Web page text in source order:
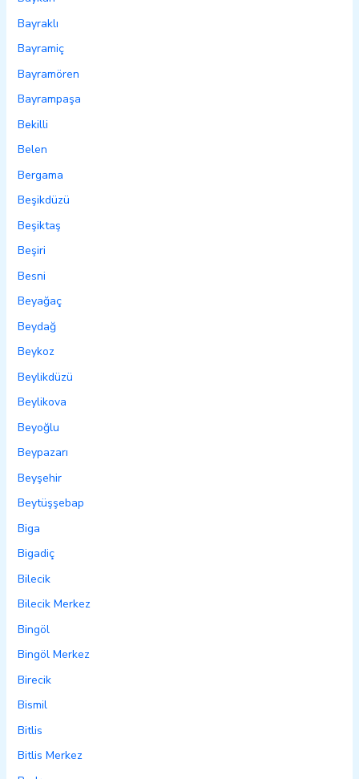
Bayraklı
Bayramiç
Bayramören
Bayrampaşa
Bekilli
Belen
Bergama
Beşikdüzü
Beşiktaş
Beşiri
Besni
Beyağaç
Beydağ
Beykoz
Beylikdüzü
Beylikova
Beyoğlu
Beypazarı
Beyşehir
Beytüşşebap
Biga
Bigadiç
Bilecik
Bilecik Merkez
Bingöl
Bingöl Merkez
Birecik
Bismil
Bitlis
Bitlis Merkez